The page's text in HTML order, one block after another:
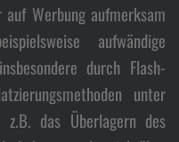
Werbung aufmerksam
aufwändige
durch Flash-
unter
z.B. das Überlagern des